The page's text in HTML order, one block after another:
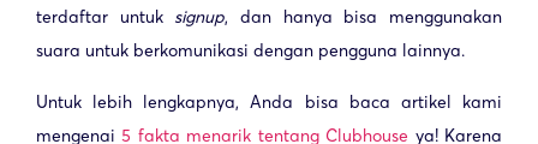
terdaftar untuk signup, dan hanya bisa menggunakan
suara untuk berkomunikasi dengan pengguna lainnya.
Untuk lebih lengkapnya, Anda bisa baca artikel kami
mengenai5 fakta menarik tentang Clubhouse ya! Karena